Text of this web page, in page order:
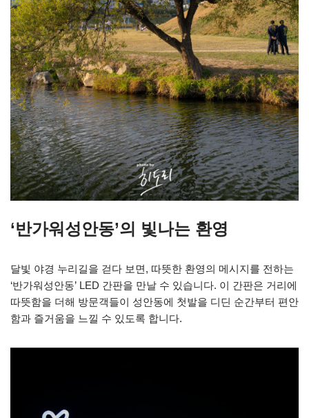
‘반가워성안동’의 빛나는 환영
달빛 야경 누리길을 걷다 보면, 따뜻한 환영의 메시지를 전하는
‘반가워성안동’ LED 간판을 만날 수 있습니다. 이 간판은 거리에
따뜻함을 더해 방문객들이 성안동에 첫발을 디딘 순간부터 편안
함과 즐거움을 느낄 수 있도록 합니다.